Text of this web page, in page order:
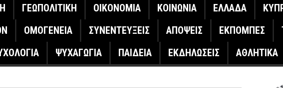
ΕΡΕΥΝΗΤΗΣ ΣΤΗ ΔΑΝΙΑ ΣΧΕΔΙΑΖΕΙ DRONE ΓΙΑ ΤΗ
ΓΕΩΠΟΛΙΤΙΚΗ ΟΙΚΟΝΟΜΙΑ ΚΟΙΝΩΝΙΑ ΕΛΛΑΔΑ
ΟΜΟΓΕΝΕΙΑ ΣΥΝΕΝΤΕΥΞΕΙΣ ΑΠΟΨΕΙΣ ΕΚΠΟΜΠΕΣ
ΨΥΧΑΓΩΓΙΑ ΠΑΙΔΕΙΑ ΕΚΔΗΛΩΣΕΙΣ ΑΘΛΗΤΙΚΑ